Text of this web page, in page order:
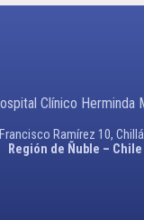
Francisco Ramírez 10,
Región de Ñuble – Chile